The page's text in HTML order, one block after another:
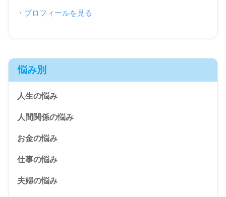
・プロフィールを見る
悩み別
人生の悩み
人間関係の悩み
お金の悩み
仕事の悩み
夫婦の悩み